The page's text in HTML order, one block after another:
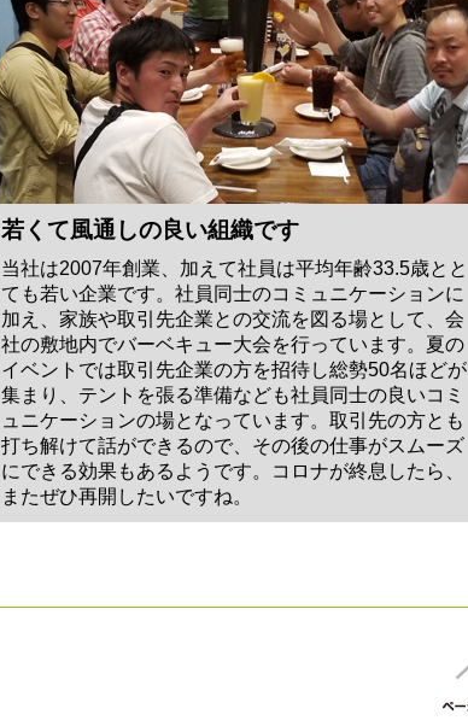
若くて風通しの良い組織です
当社は2007年創業、加えて社員は平均年齢33.5歳とと
ても若い企業です。社員同士のコミュニケーションに
加え、家族や取引先企業との交流を図る場として、会
社の敷地内でバーベキュー大会を行っています。夏の
イベントでは取引先企業の方を招待し総勢50名ほどが
集まり、テントを張る準備なども社員同士の良いコミ
ュニケーションの場となっています。取引先の方とも
打ち解けて話ができるので、その後の仕事がスムーズ
にできる効果もあるようです。コロナが終息したら、
またぜひ再開したいですね。